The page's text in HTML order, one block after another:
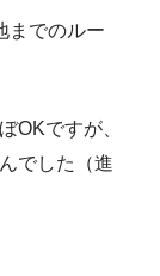
までのルー
OKですが、
でした（進